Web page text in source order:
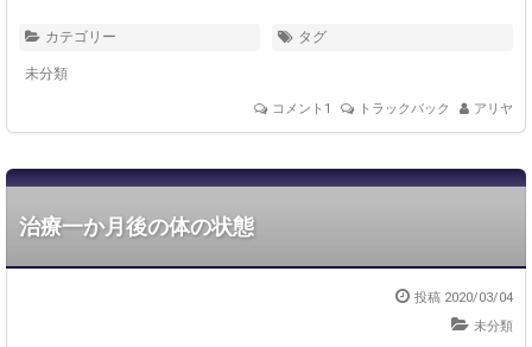
カテゴリー
未分類
タグ
コメント1 トラックバック アリヤ
治療一か月後の体の状態
投稿 2020/03/04
未分類